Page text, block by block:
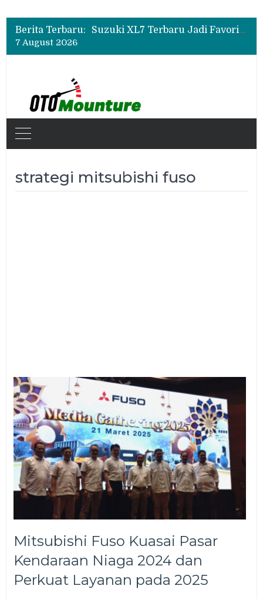
Berita Terbaru:
Promo Servis Mitsubishi Agustus 2026, Ada Diskon ESP dan Bodi & Cat Kilau Merdeka
Suzuki XL7 Terbaru Jadi Favorit Test Drive di GIIAS 2026, Ini Fitur yang Paling Dipuji
Promo Servis Mitsubishi Agustus 2026, Ada Diskon ESP dan Bodi & Cat Kilau Merdeka
7 August 2026
strategi mitsubishi fuso
Mitsubishi Fuso Kuasai Pasar
Kendaraan Niaga 2024 dan
Perkuat Layanan pada 2025